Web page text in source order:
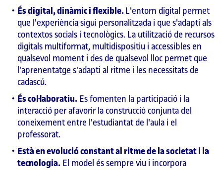
És digital, dinàmic i flexible. L'entorn digital permet
que l'experiència sigui personalitzada i que s'adapti als
contextos socials i tecnològics. La utilització de recursos
digitals multiformat, multidispositiu i accessibles en
qualsevol moment i des de qualsevol lloc permet que
l'aprenentatge s'adapti al ritme i les necessitats de
cadascú.
És col·laboratiu. Es fomenten la participació i la
interacció per afavorir la construcció conjunta del
coneixement entre l'estudiantat de l'aula i el
professorat.
Està en evolució constant al ritme de la societat i la
tecnologia. El model és sempre viu i incorpora